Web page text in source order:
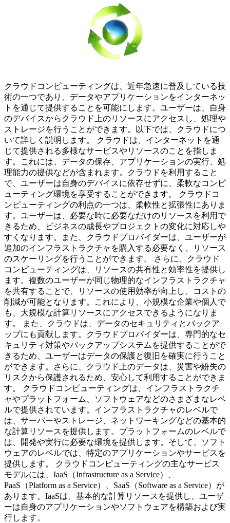
クラウドコンピューティングは、近年急速に普及している技
術の一つであり、データやアプリケーションをインターネッ
トを通じて提供することを可能にします。ユーザーは、自身
のデバイスからクラウド上のリソースにアクセスし、処理や
ストレージを行うことができます。以下では、クラウドにつ
いて詳しく説明します。 クラウドは、インターネットを通
じて提供される多様なサービスやリソースのことを指しま
す。これには、データの保存、アプリケーションの実行、処
理能力の提供などが含まれます。クラウドを利用すること
で、ユーザーは自身のデバイスに依存せずに、柔軟なコンピ
ューティング環境を享受することができます。 クラウドコ
ンピューティングの利点の一つは、柔軟性と拡張性にありま
す。ユーザーは、必要な時に必要なだけのリソースを利用で
きるため、ビジネスの成長やプロジェクトの変化に対応しや
すくなります。また、クラウドプロバイダーは、ユーザーが
追加のインフラストラクチャを購入する必要なく、リソース
のスケーリングを行うことができます。 さらに、クラウド
コンピューティングは、リソースの共有性と効率性を提供し
ます。複数のユーザーが同じ物理的なインフラストラクチャ
を共有することで、リソースの使用効率が向上し、コストの
削減が可能となります。これにより、小規模な企業や個人で
も、大規模な計算リソースにアクセスできるようになりま
す。 また、クラウドは、データのセキュリティとバックア
ップにも貢献します。クラウドプロバイダーは、専門的なセ
キュリティ対策やバックアップシステムを提供することがで
きるため、ユーザーはデータの保護と復旧を確実に行うこと
ができます。さらに、クラウド上のデータは、災害や紛失の
リスクから保護されるため、安心して利用することができま
す。 クラウドコンピューティングは、インフラストラクチ
ャやプラットフォーム、ソフトウェアなどのさまざまなレベ
ルで提供されています。インフラストラクチャのレベルで
は、サーバーやストレージ、ネットワーキングなどの基本的
な計算リソースを提供します。プラットフォームのレベルで
は、開発や実行に必要な環境を提供します。そして、ソフト
ウェアのレベルでは、特定のアプリケーションやサービスを
提供します。 クラウドコンピューティングの主なサービス
モデルには、IaaS（Infrastructure as a Service）、
PaaS（Platform as a Service）、SaaS（Software as a Service）が
あります。IaaSは、基本的な計算リソースを提供し、ユーザ
ーは自身のアプリケーションやソフトウェアを構築および実
行します。